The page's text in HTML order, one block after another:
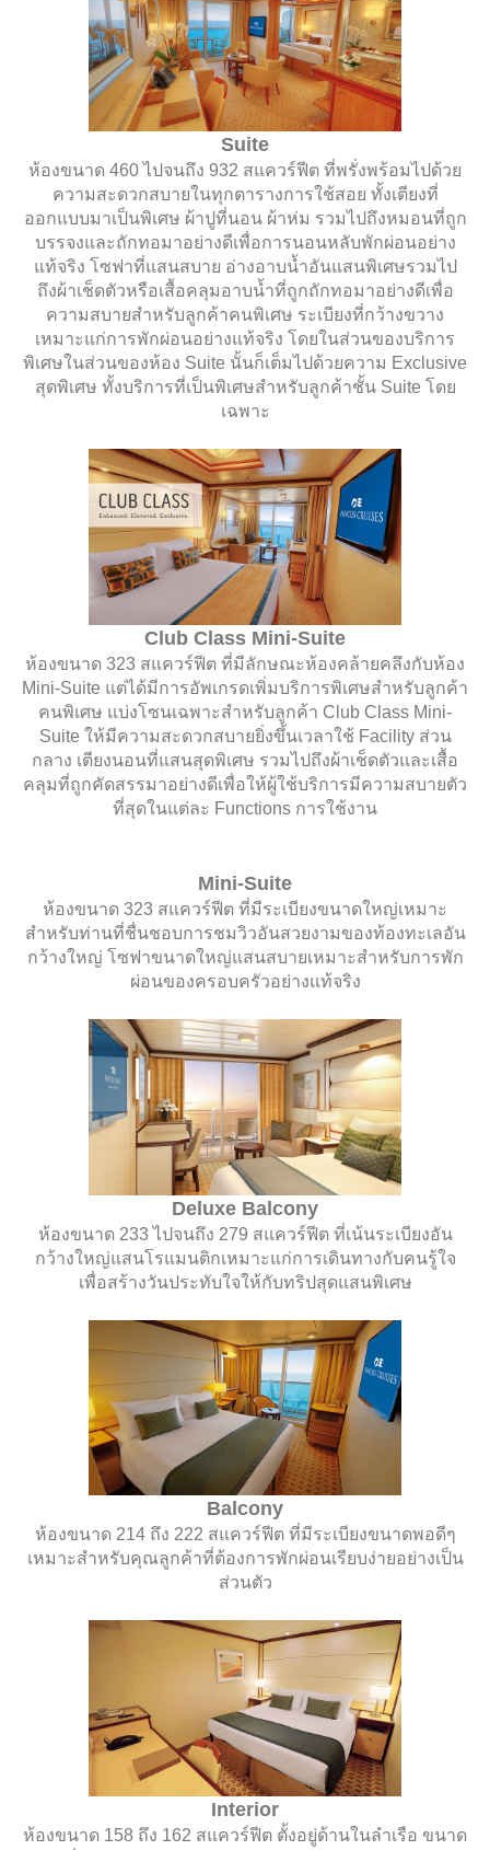
Suite
ห้องขนาด 460 ไปจนถึง 932 สแควร์ฟีต ที่พรั่งพร้อมไปด้วย
ความสะดวกสบายในทุกตารางการใช้สอย ทั้งเตียงที่
ออกแบบมาเป็นพิเศษ ผ้าปูที่นอน ผ้าห่ม รวมไปถึงหมอนที่ถูก
บรรจงและถักทอมาอย่างดีเพื่อการนอนหลับพักผ่อนอย่าง
แท้จริง โซฟาที่แสนสบาย อ่างอาบน้ำอันแสนพิเศษรวมไป
ถึงผ้าเช็ดตัวหรือเสื้อคลุมอาบน้ำที่ถูกถักทอมาอย่างดีเพื่อ
ความสบายสำหรับลูกค้าคนพิเศษ ระเบียงที่กว้างขวาง
เหมาะแก่การพักผ่อนอย่างแท้จริง โดยในส่วนของบริการ
พิเศษในส่วนของห้อง Suite นั้นก็เต็มไปด้วยความ Exclusive
สุดพิเศษ ทั้งบริการที่เป็นพิเศษสำหรับลูกค้าชั้น Suite โดย
เฉพาะ
Club Class Mini-Suite
ห้องขนาด 323 สแควร์ฟีต ที่มีลักษณะห้องคล้ายคลึงกับห้อง
Mini-Suite แต่ได้มีการอัพเกรดเพิ่มบริการพิเศษสำหรับลูกค้า
คนพิเศษ แบ่งโซนเฉพาะสำหรับลูกค้า Club Class Mini-
Suite ให้มีความสะดวกสบายยิ่งขึ้นเวลาใช้ Facility ส่วน
กลาง เตียงนอนที่แสนสุดพิเศษ รวมไปถึงผ้าเช็ดตัวและเสื้อ
คลุมที่ถูกคัดสรรมาอย่างดีเพื่อให้ผู้ใช้บริการมีความสบายตัว
ที่สุดในแต่ละ Functions การใช้งาน
Mini-Suite
ห้องขนาด 323 สแควร์ฟีต ที่มีระเบียงขนาดใหญ่เหมาะ
สำหรับท่านที่ชื่นชอบการชมวิวอันสวยงามของท้องทะเลอัน
กว้างใหญ่ โซฟาขนาดใหญ่แสนสบายเหมาะสำหรับการพัก
ผ่อนของครอบครัวอย่างแท้จริง
Deluxe Balcony
ห้องขนาด 233 ไปจนถึง 279 สแควร์ฟีต ที่เน้นระเบียงอัน
กว้างใหญ่แสนโรแมนติกเหมาะแก่การเดินทางกับคนรู้ใจ
เพื่อสร้างวันประทับใจให้กับทริปสุดแสนพิเศษ
Balcony
ห้องขนาด 214 ถึง 222 สแควร์ฟีต ที่มีระเบียงขนาดพอดีๆ
เหมาะสำหรับคุณลูกค้าที่ต้องการพักผ่อนเรียบง่ายอย่างเป็น
ส่วนตัว
Interior
ห้องขนาด 158 ถึง 162 สแควร์ฟีต ตั้งอยู่ด้านในลำเรือ ขนาด